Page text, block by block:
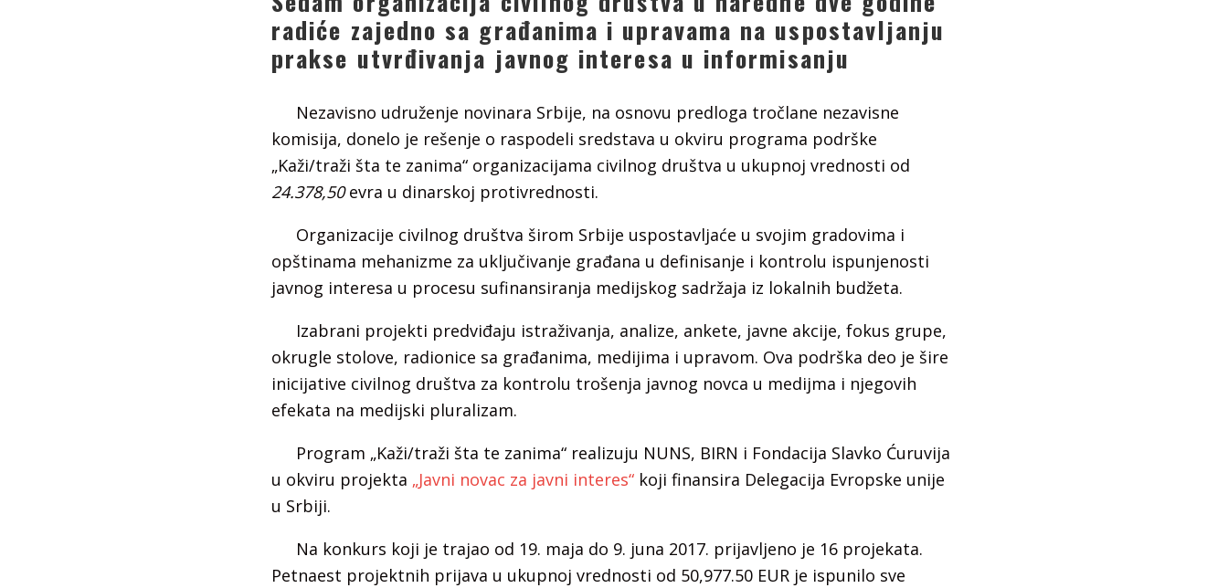
radiće zajedno sa građanima i upravama na uspostavljanju
prakse utvrđivanja javnog interesa u informisanju
Nezavisno udruženje novinara Srbije, na osnovu predloga tročlane nezavisne
komisija, donelo je rešenje o raspodeli sredstava u okviru programa podrške
„Kaži/traži šta te zanima“ organizacijama civilnog društva u ukupnoj vrednosti od
24.378,50evra u dinarskoj protivrednosti.
Organizacije civilnog društva širom Srbije uspostavljaće u svojim gradovima i
opštinama mehanizme za uključivanje građana u definisanje i kontrolu ispunjenosti
javnog interesa u procesu sufinansiranja medijskog sadržaja iz lokalnih budžeta.
Izabrani projekti predviđaju istraživanja, analize, ankete, javne akcije, fokus grupe,
okrugle stolove, radionice sa građanima, medijima i upravom. Ova podrška deo je šire
inicijative civilnog društva za kontrolu trošenja javnog novca u medijma i njegovih
efekata na medijski pluralizam.
Program „Kaži/traži šta te zanima“ realizuju NUNS, BIRN i Fondacija Slavko Ćuruvija
u okviru projekta „Javni novac za javni interes“ koji finansira Delegacija Evropske unije
u Srbiji.
Na konkurs koji je trajao od 19. maja do 9. juna 2017. prijavljeno je 16 projekata.
Petnaest projektnih prijava u ukupnoj vrednosti od 50,977.50 EUR je ispunilo sve